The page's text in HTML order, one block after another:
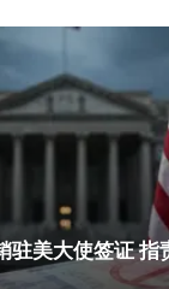
驻美大使签证 指